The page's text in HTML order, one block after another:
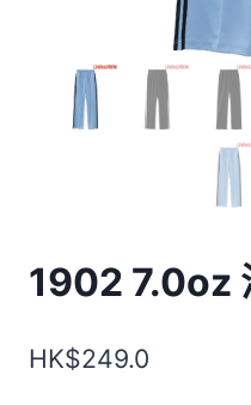
1902 7.0oz
HK$249.0